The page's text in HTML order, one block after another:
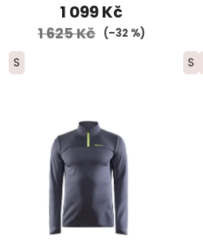
1 099 Kč
1 625 Kč (–32 %)
S S